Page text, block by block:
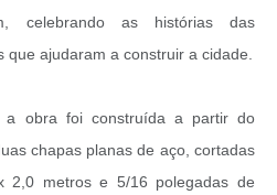
celebrando as histórias das
ajudaram a construir a cidade.
a obra foi construída a partir do
chapas planas de aço, cortadas
2,0 metros e 5/16 polegadas de